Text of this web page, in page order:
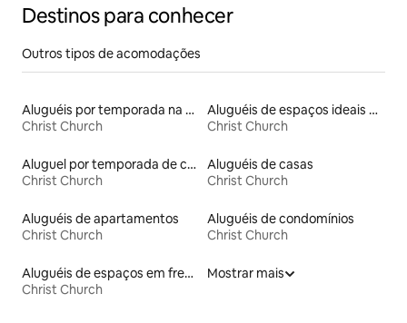
Destinos para conhecer
Outros tipos de acomodações
Aluguéis por temporada na orla
Christ Church
Aluguéis de espaços ideais para famílias
Christ Church
Aluguel por temporada de casas de hóspedes
Christ Church
Aluguéis de casas
Christ Church
Aluguéis de apartamentos
Christ Church
Aluguéis de condomínios
Christ Church
Aluguéis de espaços em frente à praia
Christ Church
Mostrar mais